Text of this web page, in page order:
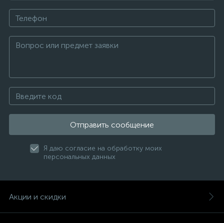
Отправить сообщение
Я даю согласие на обработку моих
персональных данных
Акции и скидки